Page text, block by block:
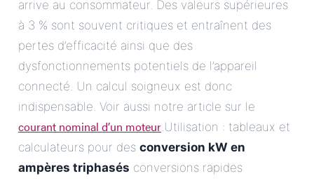
arrive au consommateur. Des valeurs supérieures
à 3 % sont souvent critiques et entraînent des
pertes d’efficacité ainsi que des
dysfonctionnements potentiels de l’appareil
connecté. Un calcul soigneux est donc
indispensable. Voir aussi notre article sur le
courant nominal d’un moteur.Utilisation : tableaux et
calculateurs pour des conversion kW en
ampères triphasés conversions rapides